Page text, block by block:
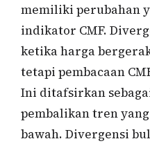
memiliki perubahan
indikator CMF.
ketika harga
tetapi pembacaan
Ini ditafsirkan
pembalikan tren
bawah. Divergensi